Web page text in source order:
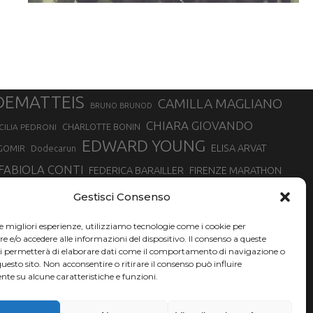
Gestisci Consenso
migliori esperienze, utilizziamo tecnologie come i cookie per
e/o accedere alle informazioni del dispositivo. Il consenso a queste
permetterà di elaborare dati come il comportamento di navigazione o
sito. Non acconsentire o ritirare il consenso può influire
su alcune caratteristiche e funzioni.
BRUNO BRUNOD CAMILLA MAGLIANO
PEDRONI CHARLOTTE BONIN CHIARA GIOVANDO
Dodecarun EDWARD YOUNG ELISA ARVAT
FABIOLA CONTI FEDERICA BARAILLER FIRENZE MARATHON
GIOVANNA EPIS GIULIANO CAVALLO
DI TORINO MARATONINA MARCELLA BELLETTI MARCO OLMO
MONVISO VERTICAL RACE NADIA BATTOCLETTI
BONALDI SILVIA RAMPAZZO